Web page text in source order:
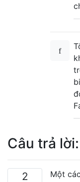
—
Câu trả lời:
2
Một